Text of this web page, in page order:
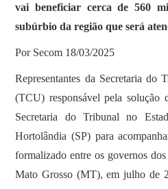
vai beneficiar cerca de 560
subúrbio da região que será
Por Secom 18/03/2025
Representantes da Secretaria do
(TCU) responsável pela solução
Secretaria do Tribunal no
Hortolândia (SP) para
formalizado entre os governos
Mato Grosso (MT), em julho de